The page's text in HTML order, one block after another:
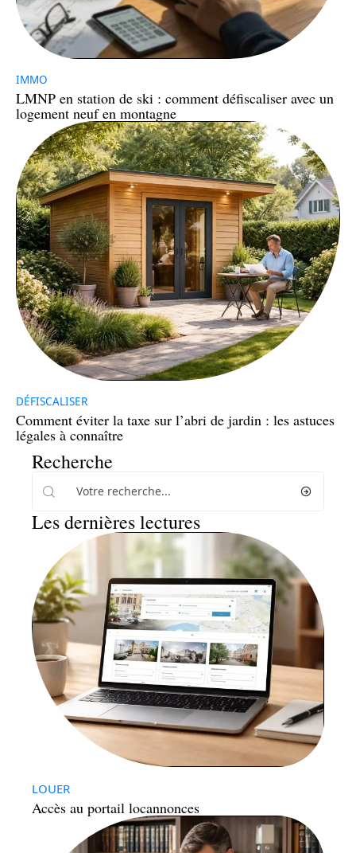
IMMO
LMNP en station de ski : comment défiscaliser avec un
logement neuf en montagne
DÉFISCALISER
Comment éviter la taxe sur l’abri de jardin : les astuces
légales à connaître
Recherche
Les dernières lectures
LOUER
Accès au portail locannonces